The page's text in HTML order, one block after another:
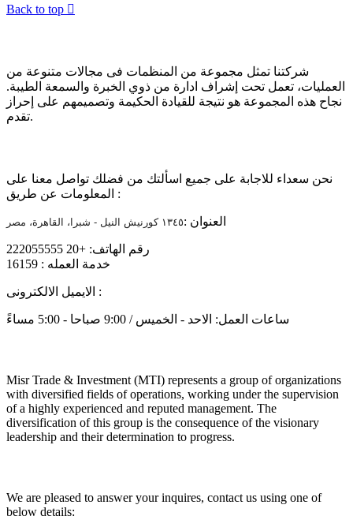
Back to top 
شركتنا تمثل مجموعة من المنظمات فى مجالات متنوعة من
العمليات، تعمل تحت إشراف ادارة من ذوي الخبرة والسمعة الطيبة.
نجاح هذه المجموعة هو نتيجة للقيادة الحكيمة وتصميمهم على إحراز
تقدم.
نحن سعداء للاجابة على جميع اسألتك من فضلك تواصل معنا على
المعلومات عن طريق :
العنوان :١٣٤٥ كورنيش النيل - شبرا، القاهرة، مصر
رقم الهاتف: +20 222055555
خدمة العمله : 16159
الايميل الالكترونى :
ساعات العمل: الاحد - الخميس / 9:00 صباحا - 5:00 مساءً
Misr Trade & Investment (MTI) represents a group of organizations
with diversified fields of operations, working under the supervision
of a highly experienced and reputed management. The
diversification of this group is the consequence of the visionary
leadership and their determination to progress.
We are pleased to answer your inquires, contact us using one of
below details: